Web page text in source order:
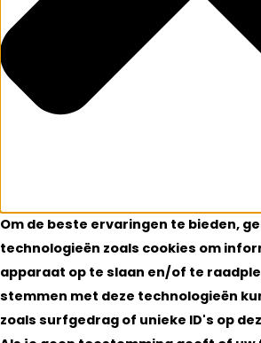
Om de beste ervaringen te bieden,
technologieën zoals cookies om
apparaat op te slaan en/of te
stemmen met deze technologieën
zoals surfgedrag of unieke ID's op